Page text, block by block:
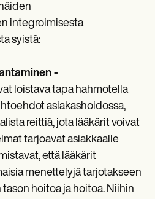
integroimisesta
syistä:
-
loistava tapa hahmotella
asiakashoidossa,
reittiä, jota lääkärit voivat
tarjoavat asiakkaalle
että lääkärit
menettelyjä tarjotakseen
hoitoa ja hoitoa. Niihin